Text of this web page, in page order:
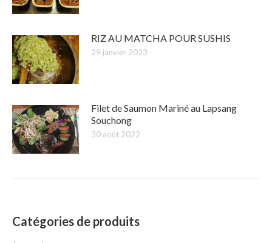
RIZ AU MATCHA POUR SUSHIS
29 janvier 2023
Filet de Saumon Mariné au Lapsang
Souchong
30 août 2022
Catégories de produits